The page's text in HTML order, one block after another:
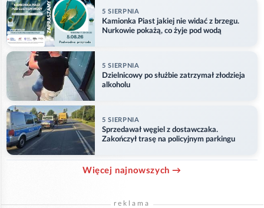
5 SIERPNIA
Kamionka Piast jakiej nie widać z brzegu.
Nurkowie pokażą, co żyje pod wodą
5 SIERPNIA
Dzielnicowy po służbie zatrzymał złodzieja
alkoholu
5 SIERPNIA
Sprzedawał węgiel z dostawczaka.
Zakończył trasę na policyjnym parkingu
Więcej najnowszych →
reklama